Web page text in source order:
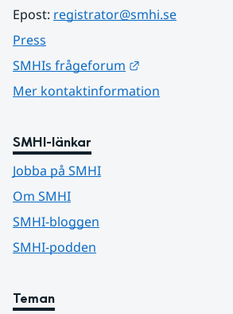
Epost: registrator@smhi.se
Press
SMHIs frågeforum
Mer kontaktinformation
SMHI-länkar
Jobba på SMHI
Om SMHI
SMHI-bloggen
SMHI-podden
Teman